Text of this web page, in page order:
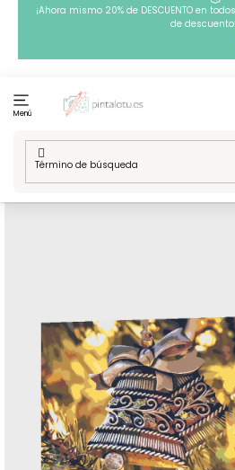
contenido
¡Ahora mismo 20% de DESCUENTO en
de
Menú
Inicio
/ Técnicas / Pintura por números
- Campanas de Navidad